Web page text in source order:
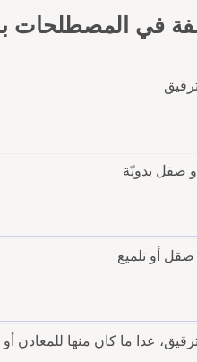
في المصطلحات
صقل يدويّة
صقل أو تلميع
عدا ما كان منها للمعادن